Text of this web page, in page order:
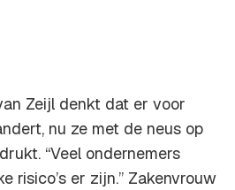
Zeijl denkt dat er voor
nu ze met de neus op
“Veel ondernemers
risico’s er zijn.” Zakenvrouw